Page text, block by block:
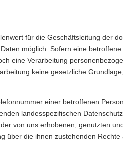
für die Geschäftsleitung der
möglich. Sofern eine betroffene
eine Verarbeitung
keine gesetzliche
einer betroffenen
landesspezifischen
von uns erhobenen, genutzten
über die ihnen zustehenden Rechte